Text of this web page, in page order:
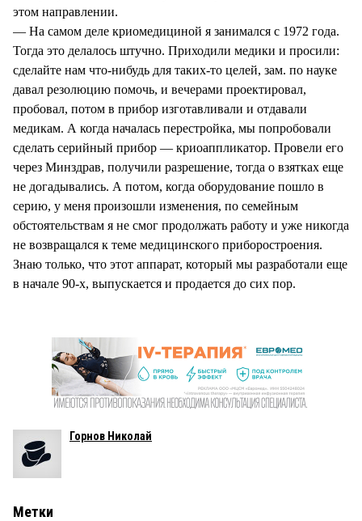
этом направлении.
— На самом деле криомедициной я занимался с 1972 года.
Тогда это делалось штучно. Приходили медики и просили:
сделайте нам что-нибудь для таких-то целей, зам. по науке
давал резолюцию помочь, и вечерами проектировал,
пробовал, потом в прибор изготавливали и отдавали
медикам. А когда началась перестройка, мы попробовали
сделать серийный прибор — криоаппликатор. Провели его
через Минздрав, получили разрешение, тогда о взятках еще
не догадывались. А потом, когда оборудование пошло в
серию, у меня произошли изменения, по семейным
обстоятельствам я не смог продолжать работу и уже никогда
не возвращался к теме медицинского приборостроения.
Знаю только, что этот аппарат, который мы разработали еще
в начале 90-х, выпускается и продается до сих пор.
Горнов Николай
Метки